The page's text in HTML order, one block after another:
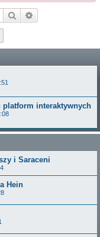
Szukaj
platform interaktywnych
i Saraceni
Hein